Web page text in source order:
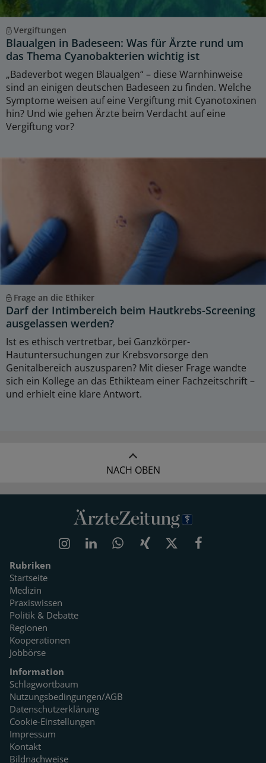
Vergiftungen
Blaualgen in Badeseen: Was für Ärzte rund um
das Thema Cyanobakterien wichtig ist
„Badeverbot wegen Blaualgen“ – diese Warnhinweise
sind an einigen deutschen Badeseen zu finden. Welche
Symptome weisen auf eine Vergiftung mit Cyanotoxinen
hin? Und wie gehen Ärzte beim Verdacht auf eine
Vergiftung vor?
Frage an die Ethiker
Darf der Intimbereich beim Hautkrebs-Screening
ausgelassen werden?
Ist es ethisch vertretbar, bei Ganzkörper-
Hautuntersuchungen zur Krebsvorsorge den
Genitalbereich auszusparen? Mit dieser Frage wandte
sich ein Kollege an das Ethikteam einer Fachzeitschrift –
und erhielt eine klare Antwort.
NACH OBEN
Rubriken
Startseite
Medizin
Praxiswissen
Politik & Debatte
Regionen
Kooperationen
Jobbörse
Information
Schlagwortbaum
Nutzungsbedingungen/AGB
Datenschutzerklärung
Cookie-Einstellungen
Impressum
Kontakt
Bildnachweise